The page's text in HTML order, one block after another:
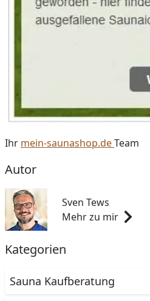
Ihr mein-saunashop.deTeam
Autor
Sven Tews
Mehr zu mir
Kategorien
Sauna Kaufberatung